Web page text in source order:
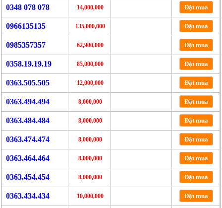
0348 078 078 14,000,000 Đặt mua
0966135135 135,000,000 Đặt mua
0985357357 62,900,000 Đặt mua
0358.19.19.19 85,000,000 Đặt mua
0363.505.505 12,000,000 Đặt mua
0363.494.494 8,000,000 Đặt mua
0363.484.484 8,000,000 Đặt mua
0363.474.474 8,000,000 Đặt mua
0363.464.464 8,000,000 Đặt mua
0363.454.454 8,000,000 Đặt mua
0363.434.434 10,000,000 Đặt mua